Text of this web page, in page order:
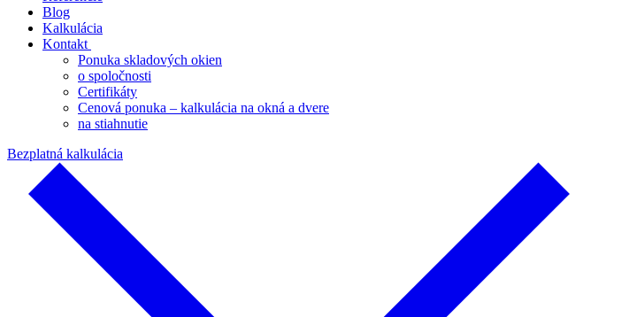
Blog
Kalkulácia
Kontakt
Ponuka skladových okien
o spoločnosti
Certifikáty
Cenová ponuka – kalkulácia na okná a dvere
na stiahnutie
Bezplatná kalkulácia